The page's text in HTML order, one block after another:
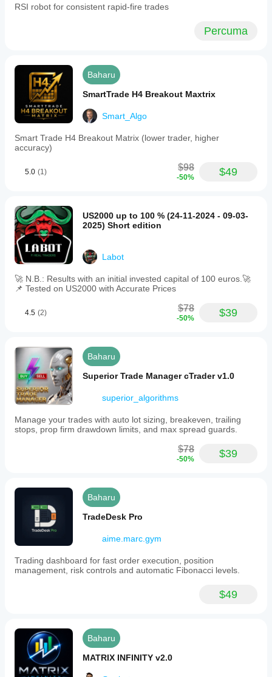
RSI robot for consistent rapid‑fire trades
Percuma
Baharu
SmartTrade H4 Breakout Maxtrix
Smart_Algo
Smart Trade H4 Breakout Matrix (lower trader, higher
accuracy)
5.0 (1) $98
-50% $49
US2000 up to 100 % (24-11-2024 - 09-03-
2025) Short edition
Labot
🚀 N.B.: Results with an initial invested capital of 100 euros.🚀
📌 Tested on US2000 with Accurate Prices
4.5 (2) $78
-50% $39
Baharu
Superior Trade Manager cTrader v1.0
superior_algorithms
Manage your trades with auto lot sizing, breakeven, trailing
stops, prop firm drawdown limits, and max spread guards.
$78
-50% $39
Baharu
TradeDesk Pro
aime.marc.gym
Trading dashboard for fast order execution, position
management, risk controls and automatic Fibonacci levels.
$49
Baharu
MATRIX INFINITY v2.0